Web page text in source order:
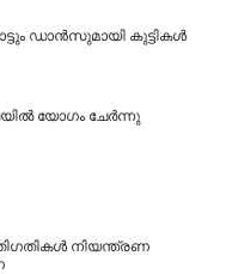
ഡാൻസുമായി കുട്ടികൾ
യോഗം ചേർന്നു
നിയന്ത്രണ